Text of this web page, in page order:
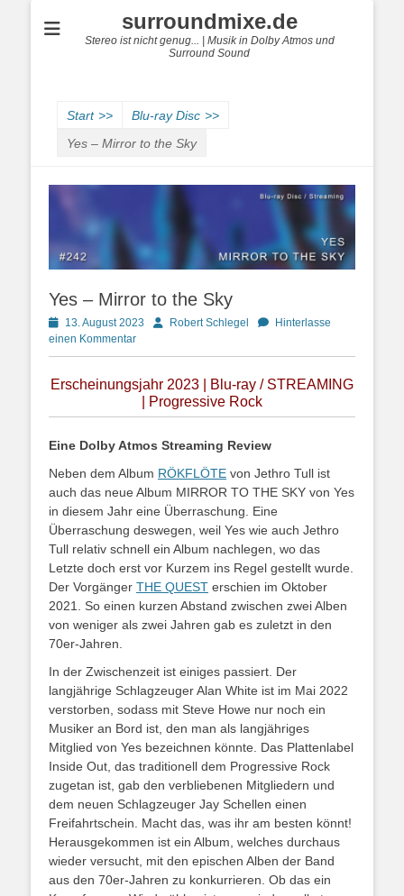
surroundmixe.de
Stereo ist nicht genug... | Musik in Dolby Atmos und
Surround Sound
Start >> Blu-ray Disc >>
Yes – Mirror to the Sky
Yes – Mirror to the Sky
Posted
on
13. August 2023 AutorRobert Schlegel
Hinterlasse
einen Kommentar
Erscheinungsjahr 2023 | Blu-ray / STREAMING
| Progressive Rock
Eine Dolby Atmos Streaming Review
Neben dem Album RÖKFLÖTE von Jethro Tull ist
auch das neue Album MIRROR TO THE SKY von Yes
in diesem Jahr eine Überraschung. Eine
Überraschung deswegen, weil Yes wie auch Jethro
Tull relativ schnell ein Album nachlegen, wo das
Letzte doch erst vor Kurzem ins Regel gestellt wurde.
Der Vorgänger THE QUEST erschien im Oktober
2021. So einen kurzen Abstand zwischen zwei Alben
von weniger als zwei Jahren gab es zuletzt in den
70er-Jahren.
In der Zwischenzeit ist einiges passiert. Der
langjährige Schlagzeuger Alan White ist im Mai 2022
verstorben, sodass mit Steve Howe nur noch ein
Musiker an Bord ist, den man als langjähriges
Mitglied von Yes bezeichnen könnte. Das Plattenlabel
Inside Out, das traditionell dem Progressive Rock
zugetan ist, gab den verbliebenen Mitgliedern und
dem neuen Schlagzeuger Jay Schellen einen
Freifahrtschein. Macht das, was ihr am besten könnt!
Herausgekommen ist ein Album, welches durchaus
wieder versucht, mit den epischen Alben der Band
aus den 70er-Jahren zu konkurrieren. Ob das ein